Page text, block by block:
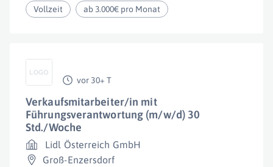
Vollzeit ab 3.000€ pro Monat
vor 30+ T
Verkaufsmitarbeiter/in mit
Führungsverantwortung (m/w/d) 30
Std./Woche
Lidl Österreich GmbH
Groß-Enzersdorf